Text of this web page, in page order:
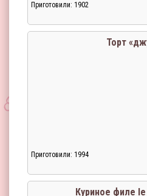
Приготовили: 1902
Торт
Приготовили: 1994
Куриное филе